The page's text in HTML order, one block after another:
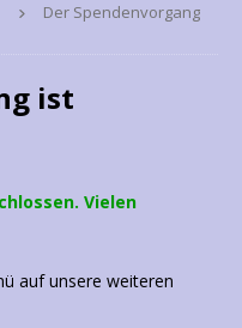
Der Spendenvorgang
ist
Vielen
auf unsere weiteren